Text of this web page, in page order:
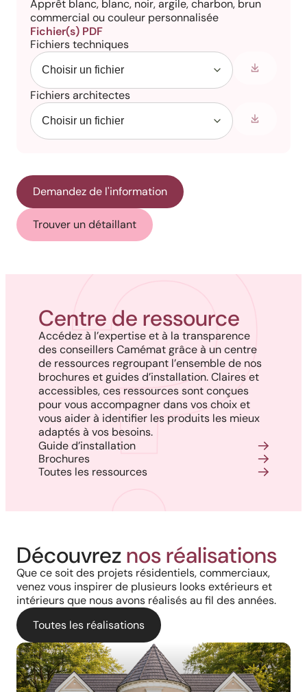
Apprêt blanc, blanc, noir, argile, charbon, brun
commercial ou couleur personnalisée
Fichier(s) PDF
Fichiers techniques
Fichiers architectes
Demandez de l'information
Trouver un détaillant
Centre de ressource
Accédez à l’expertise et à la transparence
des conseillers Camémat grâce à un centre
de ressources regroupant l’ensemble de nos
brochures et guides d’installation. Claires et
accessibles, ces ressources sont conçues
pour vous accompagner dans vos choix et
vous aider à identifier les produits les mieux
adaptés à vos besoins.
Guide d’installation
Brochures
Toutes les ressources
Découvreznos réalisations
Que ce soit des projets résidentiels, commerciaux,
venez vous inspirer de plusieurs looks extérieurs et
intérieurs que nous avons réalisés au fil des années.
Toutes les réalisations